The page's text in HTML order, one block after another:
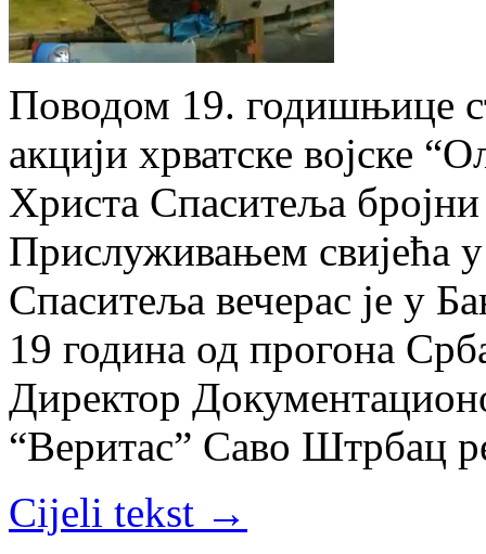
Поводом 19. годишњице
акцији хрватске војске
Христа Спаситеља бројни
Прислуживањем свијећа
Спаситеља вечерас је у
19 година од прогона
Директор
“Веритас” Саво Штрбац
Cijeli tekst →